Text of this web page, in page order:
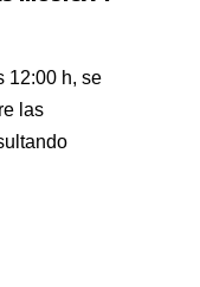
12:00 h, se
las